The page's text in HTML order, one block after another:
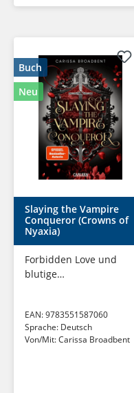
Buch
Neu
Slaying the Vampire
Conqueror (Crowns of
Nyaxia)
Forbidden Love und
blutige
ein Auftrag, der sie an
ihre Grenzen bringt.
EAN:9783551587060
Sprache: Deutsch
Von/Mit:Carissa Broadbent